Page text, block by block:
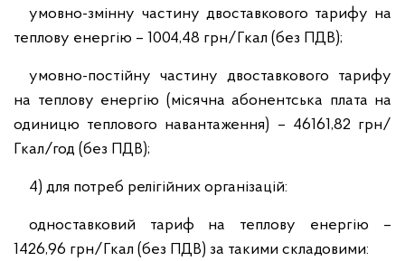
умовно-змінну частину двоставкового тарифу на
теплову енергію – 1004,48 грн/Гкал (без ПДВ);
умовно-постійну частину двоставкового тарифу
на теплову енергію (місячна абонентська плата на
одиницю теплового навантаження) – 46161,82 грн/
Гкал/год (без ПДВ);
4) для потреб релігійних організацій:
одноставковий тариф на теплову енергію –
1426,96 грн/Гкал (без ПДВ) за такими складовими: